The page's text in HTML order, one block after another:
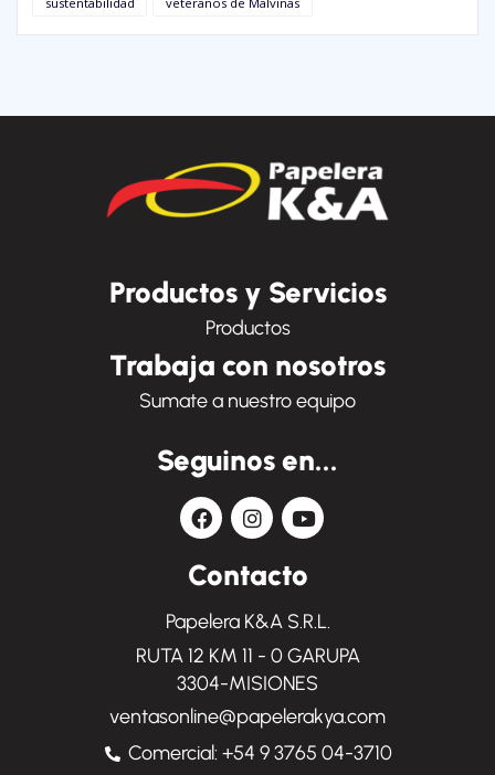
Productos y Servicios
Productos
Trabaja con nosotros
Sumate a nuestro equipo
Seguinos en...
Contacto
Papelera K&A S.R.L.
RUTA 12 KM 11 - 0 GARUPA
3304-MISIONES
ventasonline@papelerakya.com
Comercial: +54 9 3765 04-3710